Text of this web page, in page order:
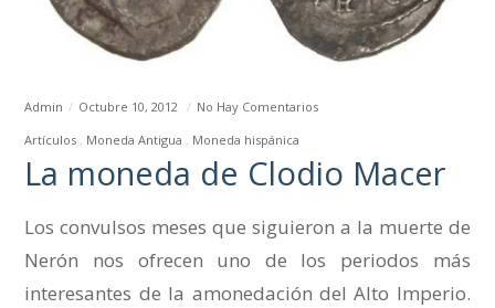
Admin Octubre 10, 2012
No Hay Comentarios
Artículos
Moneda Antigua Moneda hispánica
La moneda de Clodio Macer
Los convulsos meses que siguieron a la muerte de
Nerón nos ofrecen uno de los periodos más
interesantes de la amonedación del Alto Imperio.